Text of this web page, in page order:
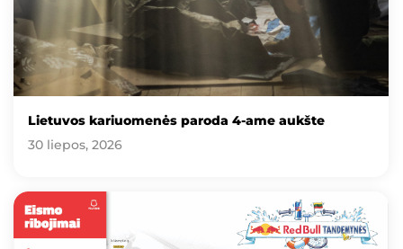
Lietuvos kariuomenės paroda 4-ame aukšte
30 liepos, 2026